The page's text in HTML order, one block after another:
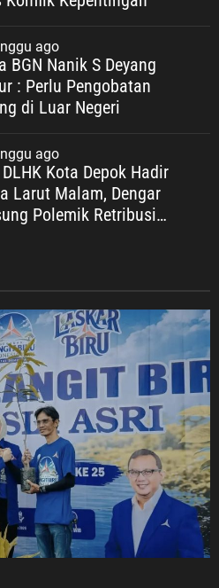
ago
BGN Nanik S Deyang
: Perlu Pengobatan
di Luar Negeri
ago
Kota Depok Hadir
Larut Malam, Dengar
Polemik Retribusi